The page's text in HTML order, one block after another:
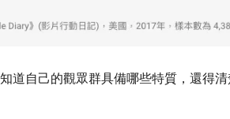
道自己的觀眾群具備哪些特質，還得